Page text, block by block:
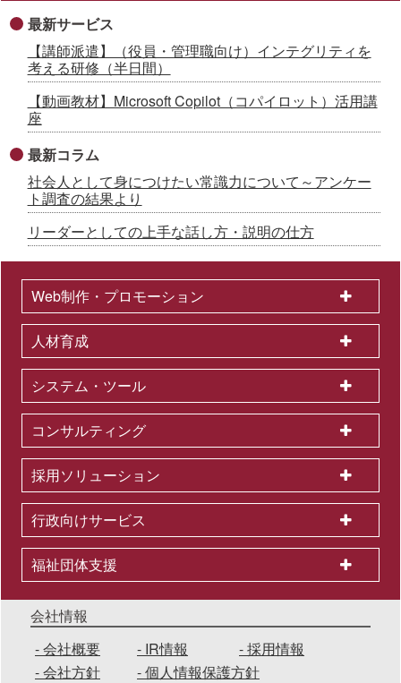
最新サービス
【講師派遣】（役員・管理職向け）インテグリティを
考える研修（半日間）
【動画教材】Microsoft Copilot（コパイロット）活用講
座
最新コラム
社会人として身につけたい常識力について～アンケー
ト調査の結果より
リーダーとしての上手な話し方・説明の仕方
Web制作・プロモーション
人材育成
システム・ツール
コンサルティング
採用ソリューション
行政向けサービス
福祉団体支援
会社情報
会社概要
IR情報
採用情報
会社方針
個人情報保護方針